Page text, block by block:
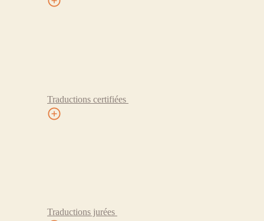
Traductions certifiées
Traductions jurées